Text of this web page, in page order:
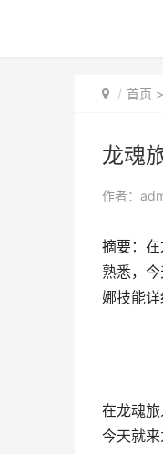
首页 >
龙魂
作者：
摘要：
熟悉，
娜技能
在龙魂
今天就